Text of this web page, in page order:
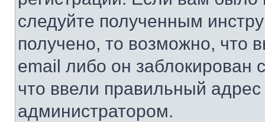
следуйте полученным
получено, то возможно, что
email либо он
что ввели правильный адрес
администратором.